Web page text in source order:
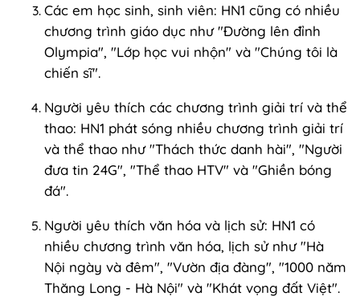
Các em học sinh, sinh viên: HN1 cũng có nhiều
chương trình giáo dục như "Đường lên đỉnh
Olympia", "Lớp học vui nhộn" và "Chúng tôi là
chiến sĩ".
Người yêu thích các chương trình giải trí và thể
thao: HN1 phát sóng nhiều chương trình giải trí
và thể thao như "Thách thức danh hài", "Người
đưa tin 24G", "Thể thao HTV" và "Ghiền bóng
đá".
Người yêu thích văn hóa và lịch sử: HN1 có
nhiều chương trình văn hóa, lịch sử như "Hà
Nội ngày và đêm", "Vườn địa đàng", "1000 năm
Thăng Long - Hà Nội" và "Khát vọng đất Việt".